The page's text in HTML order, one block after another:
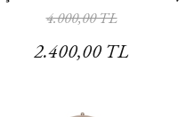
4.000,00 TL
2.400,00 TL